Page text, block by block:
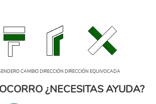
DIRECCIÓN EQUIVOCADA
¿NECESITAS AYUDA?